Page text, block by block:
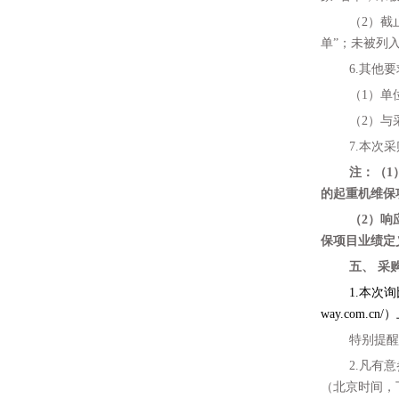
（ 2）截
单”；未被列
6. 其他要
（ 1）单
（ 2）与
7. 本次采
注：（1
的起重机维保
（2）响
保项目业绩定
五、
采
1. 本次询
way.com.cn/
特别提
2.凡有
（北京时间